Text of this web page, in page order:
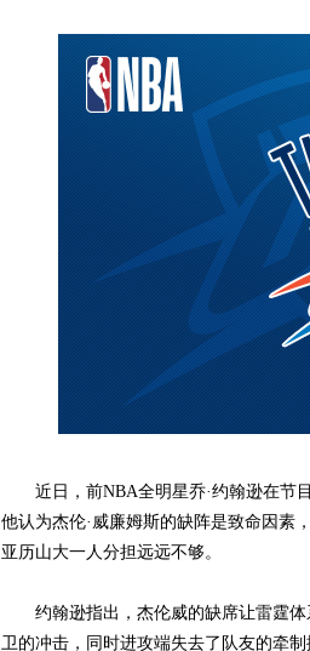
近日，前NBA全明星乔·约翰逊在节目
他认为杰伦·威廉姆斯的缺阵是致命因素
亚历山大一人分担远远不够。
约翰逊指出，杰伦威的缺席让雷霆体
卫的冲击，同时进攻端失去了队友的牵